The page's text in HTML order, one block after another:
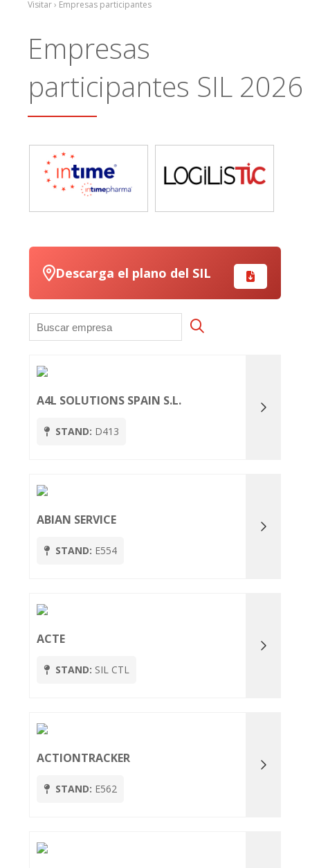
Visitar › Empresas participantes
Empresas
participantes SIL 2026
Descarga el plano del SIL
A4L SOLUTIONS SPAIN S.L.
STAND: D413
ABIAN SERVICE
STAND: E554
ACTE
STAND: SIL CTL
ACTIONTRACKER
STAND: E562